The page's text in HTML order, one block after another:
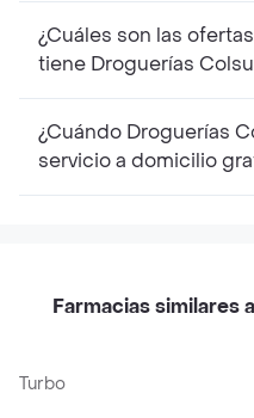
¿Cuáles son las
tiene Droguerías
¿Cuándo Droguerías
servicio a domicilio
Farmacias similares
Turbo